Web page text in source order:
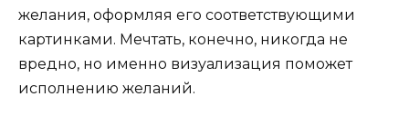
желания, оформляя его соответствующими
картинками. Мечтать, конечно, никогда не
вредно, но именно визуализация поможет
исполнению желаний.